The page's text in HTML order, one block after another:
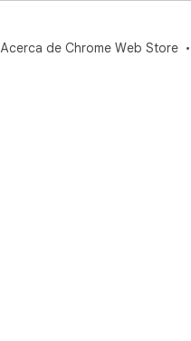
Acerca de Chrome Web Store